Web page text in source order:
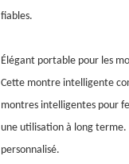
fiables.
Élégant portable pour les
Cette montre intelligente
montres intelligentes pour
une utilisation à long
personnalisé.